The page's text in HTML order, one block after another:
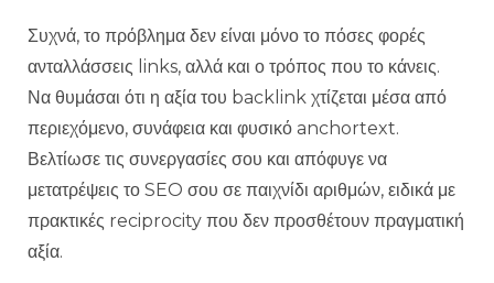
Συχνά, το πρόβλημα δεν είναι μόνο το πόσες φορές
ανταλλάσσεις links, αλλά και ο τρόπος που το κάνεις.
Να θυμάσαι ότι η αξία του backlink χτίζεται μέσα από
περιεχόμενο, συνάφεια και φυσικό anchortext.
Βελτίωσε τις συνεργασίες σου και απόφυγε να
μετατρέψεις το SEO σου σε παιχνίδι αριθμών, ειδικά με
πρακτικές reciprocity που δεν προσθέτουν πραγματική
αξία.